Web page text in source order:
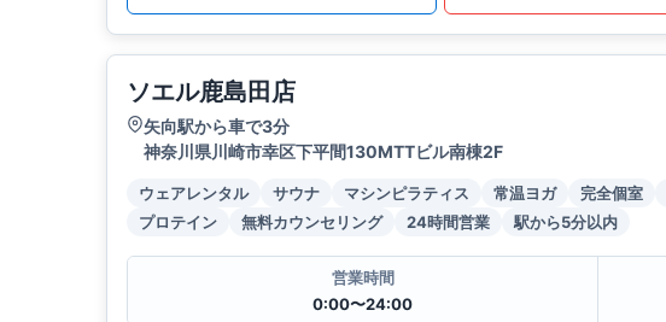
ソエル鹿島田店
矢向駅から車で3分
神奈川県川崎市幸区下平間130MTTビル南棟2F
ウェアレンタル サウナ マシンピラティス 常温ヨガ 完全個室
プロテイン
無料カウンセリング 24時間営業 駅から5分以内
営業時間
0:00〜24:00